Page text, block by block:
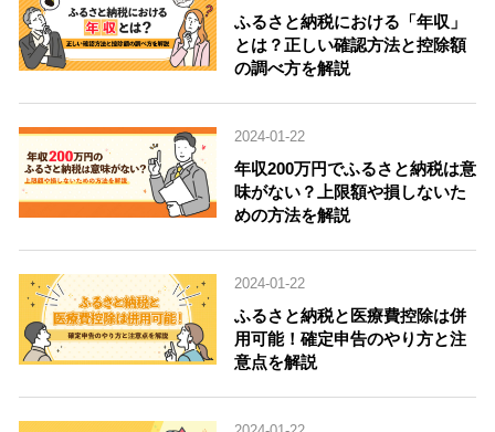
ふるさと納税における「年収」
とは？正しい確認方法と控除額
の調べ方を解説
2024-01-22
年収200万円でふるさと納税は意
味がない？上限額や損しないた
めの方法を解説
2024-01-22
ふるさと納税と医療費控除は併
用可能！確定申告のやり方と注
意点を解説